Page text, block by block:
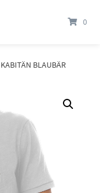
0
KABITÄN BLAUBÄR